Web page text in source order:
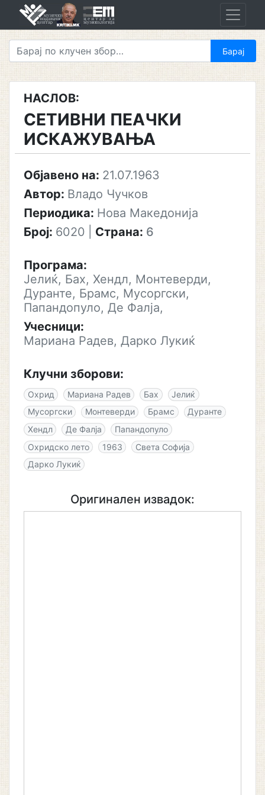
НАСЛОВ:
СЕТИВНИ ПЕАЧКИ
ИСКАЖУВАЊА
Објавено на: 21.07.1963
Автор: Владо Чучков
Периодика: Нова Македонија
Број: 6020 Страна: 6
Програма:
Јелиќ, Бах, Хендл, Монтеверди,
Дуранте, Брамс, Мусоргски,
Папандопуло, Де Фалја,
Учесници:
Мариана Радев, Дарко Лукиќ
Клучни зборови:
Охрид Мариана Радев Бах
Јелиќ
Мусоргски
Монтеверди Брамс
Дуранте
Хендл
Де Фалја
Папандопуло
Охридско лето
1963
Света Софија
Дарко Лукиќ
Оригинален извадок: